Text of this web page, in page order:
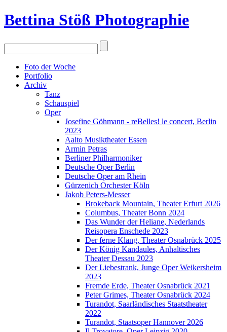
Bettina Stöß Photographie
Foto der Woche
Portfolio
Archiv
Tanz
Schauspiel
Oper
Josefine Göhmann - reBelles! le concert, Berlin
2023
Aalto Musiktheater Essen
Armin Petras
Berliner Philharmoniker
Deutsche Oper Berlin
Deutsche Oper am Rhein
Gürzenich Orchester Köln
Jakob Peters-Messer
Brokeback Mountain, Theater Erfurt 2026
Columbus, Theater Bonn 2024
Das Wunder der Heliane, Nederlands
Reisopera Enschede 2023
Der ferne Klang, Theater Osnabrück 2025
Der König Kandaules, Anhaltisches
Theater Dessau 2023
Der Liebestrank, Junge Oper Weikersheim
2023
Fremde Erde, Theater Osnabrück 2021
Peter Grimes, Theater Osnabrück 2024
Turandot, Saarländisches Staatstheater
2022
Turandot, Staatsoper Hannover 2026